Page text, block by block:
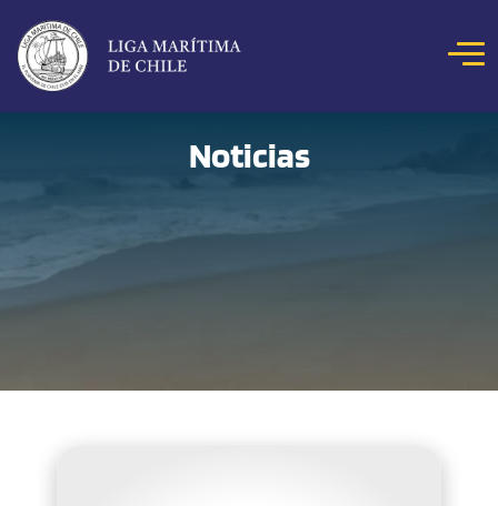
CONCURSOS
BIBLIOTECA DIGITAL
Noticias